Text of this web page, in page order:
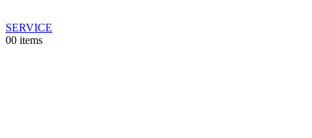
SERVICE
00 items